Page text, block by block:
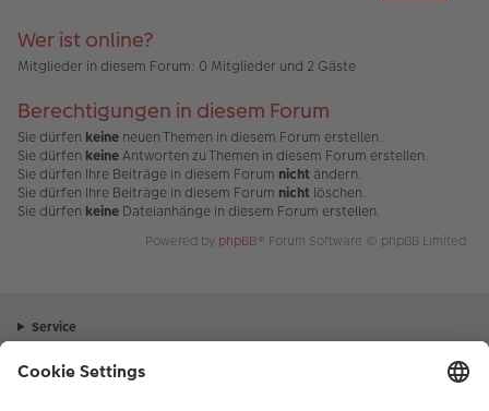
g
B
tr
g
Wer ist online?
Mitglieder in diesem Forum: 0 Mitglieder und 2 Gäste
Berechtigungen in diesem Forum
Sie dürfen keine neuen Themen in diesem Forum erstellen.
Sie dürfen keineAntworten zu Themen in diesem Forum erstellen.
Sie dürfen Ihre Beiträge in diesem Forum nicht ändern.
Sie dürfen Ihre Beiträge in diesem Forum nicht löschen.
Sie dürfen keine Dateianhänge in diesem Forum erstellen.
Powered by phpBB® Forum Software © phpBB Limited
Service